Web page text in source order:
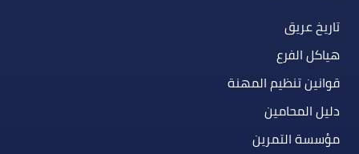
تاريخ عريق
هياكل الفرع
قوانين تنظيم المهنة
دليل المحامين
مؤسسة التمرين